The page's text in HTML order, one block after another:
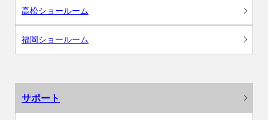
高松ショールーム
福岡ショールーム
サポート